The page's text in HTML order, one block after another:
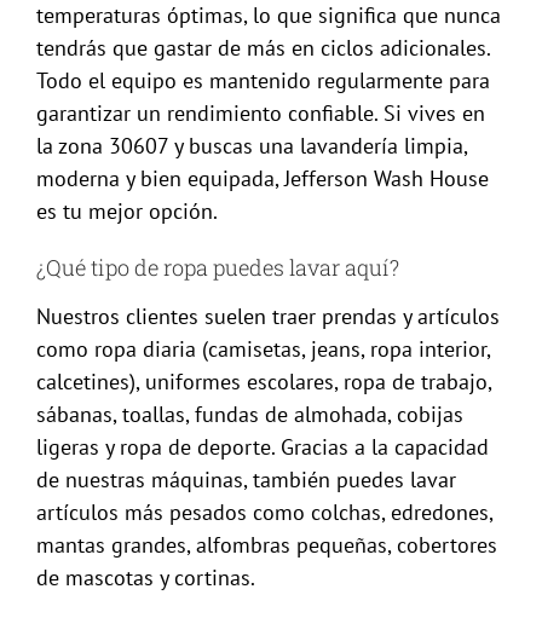
temperaturas óptimas, lo que significa que nunca
tendrás que gastar de más en ciclos adicionales.
Todo el equipo es mantenido regularmente para
garantizar un rendimiento confiable. Si vives en
la zona 30607 y buscas una lavandería limpia,
moderna y bien equipada, Jefferson Wash House
es tu mejor opción.
¿Qué tipo de ropa puedes lavar aquí?
Nuestros clientes suelen traer prendas y artículos
como ropa diaria (camisetas, jeans, ropa interior,
calcetines), uniformes escolares, ropa de trabajo,
sábanas, toallas, fundas de almohada, cobijas
ligeras y ropa de deporte. Gracias a la capacidad
de nuestras máquinas, también puedes lavar
artículos más pesados como colchas, edredones,
mantas grandes, alfombras pequeñas, cobertores
de mascotas y cortinas.